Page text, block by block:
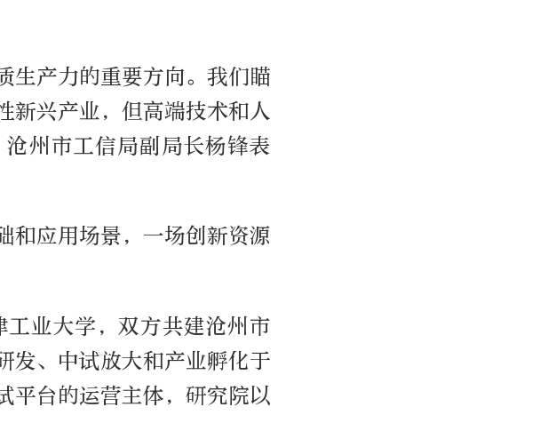
生产力的重要方向。我们瞄
新兴产业，但高端技术和人
州市工信局副局长杨锋表
和应用场景，一场创新资源
业大学，双方共建沧州市
发、中试放大和产业孵化于
平台的运营主体，研究院以